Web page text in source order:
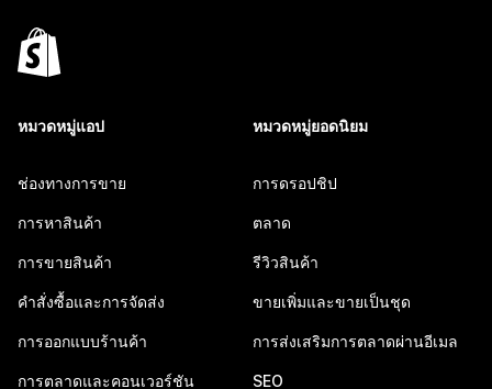
หมวดหมู่แอป
ช่องทางการขาย
การหาสินค้า
การขายสินค้า
คำสั่งซื้อและการจัดส่ง
การออกแบบร้านค้า
การตลาดและคอนเวอร์ชัน
หมวดหมู่ยอดนิยม
การดรอปชิป
ตลาด
รีวิวสินค้า
ขายเพิ่มและขายเป็นชุด
การส่งเสริมการตลาดผ่านอีเมล
SEO